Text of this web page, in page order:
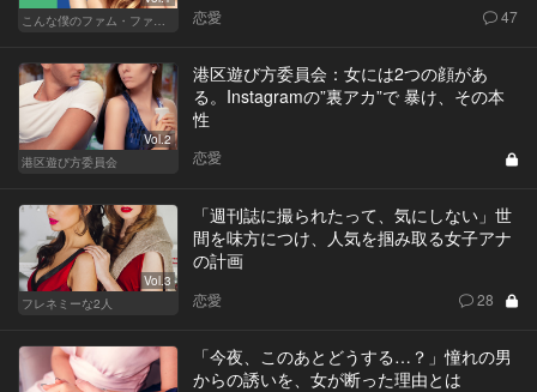
こんな僕のファム・ファタル
恋愛 47
Vol.2
港区遊び方委員会
港区遊び方委員会：女には2つの顔があ
る。Instagramの”裏アカ”で 暴け、その本
性
恋愛
Vol.3
フレネミーな2人
「週刊誌に撮られたって、気にしない」世
間を味方につけ、人気を掴み取る女子アナ
の計画
恋愛 28
「今夜、このあとどうする…？」憧れの男
からの誘いを、女が断った理由とは